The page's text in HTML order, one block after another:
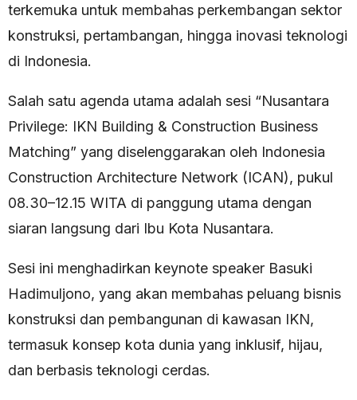
terkemuka untuk membahas perkembangan sektor
konstruksi, pertambangan, hingga inovasi teknologi
di Indonesia.
Salah satu agenda utama adalah sesi “Nusantara
Privilege: IKN Building & Construction Business
Matching” yang diselenggarakan oleh Indonesia
Construction Architecture Network (ICAN), pukul
08.30–12.15 WITA di panggung utama dengan
siaran langsung dari Ibu Kota Nusantara.
Sesi ini menghadirkan keynote speaker Basuki
Hadimuljono, yang akan membahas peluang bisnis
konstruksi dan pembangunan di kawasan IKN,
termasuk konsep kota dunia yang inklusif, hijau,
dan berbasis teknologi cerdas.